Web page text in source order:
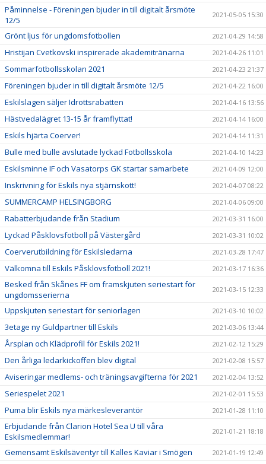
Påminnelse - Föreningen bjuder in till digitalt årsmöte
12/5
2021-05-05 15:30
Grönt ljus för ungdomsfotbollen 2021-04-29 14:58
Hristijan Cvetkovski inspirerade akademitränarna 2021-04-26 11:01
Sommarfotbollsskolan 2021 2021-04-23 21:37
Föreningen bjuder in till digitalt årsmöte 12/5 2021-04-22 16:00
Eskilslagen säljer Idrottsrabatten 2021-04-16 13:56
Hästvedalägret 13-15 år framflyttat! 2021-04-14 16:00
Eskils hjärta Coerver! 2021-04-14 11:31
Bulle med bulle avslutade lyckad Fotbollsskola 2021-04-10 14:23
Eskilsminne IF och Vasatorps GK startar samarbete 2021-04-09 12:00
Inskrivning för Eskils nya stjärnskott! 2021-04-07 08:22
SUMMERCAMP HELSINGBORG 2021-04-06 09:00
Rabatterbjudande från Stadium 2021-03-31 16:00
Lyckad Påsklovsfotboll på Västergård 2021-03-31 10:02
Coerverutbildning för Eskilsledarna 2021-03-28 17:47
Välkomna till Eskils Påsklovsfotboll 2021! 2021-03-17 16:36
Besked från Skånes FF om framskjuten seriestart för
ungdomsserierna
2021-03-15 12:33
Uppskjuten seriestart för seniorlagen 2021-03-10 10:02
3etage ny Guldpartner till Eskils 2021-03-06 13:44
Årsplan och Klädprofil för Eskils 2021! 2021-02-12 15:29
Den årliga ledarkickoffen blev digital 2021-02-08 15:57
Aviseringar medlems- och träningsavgifterna för 2021 2021-02-04 13:52
Seriespelet 2021 2021-02-01 15:53
Puma blir Eskils nya märkesleverantör 2021-01-28 11:10
Erbjudande från Clarion Hotel Sea U till våra
Eskilsmedlemmar!
2021-01-21 18:18
Gemensamt Eskilsäventyr till Kalles Kaviar i Smögen 2021-01-19 12:49